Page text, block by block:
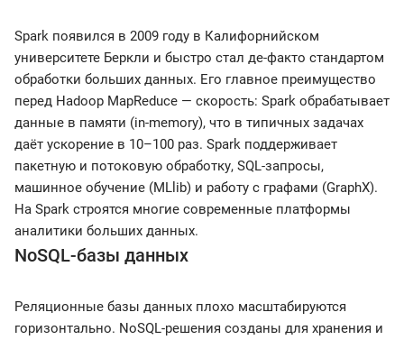
Spark появился в 2009 году в Калифорнийском
университете Беркли и быстро стал де-факто стандартом
обработки больших данных. Его главное преимущество
перед Hadoop MapReduce — скорость: Spark обрабатывает
данные в памяти (in-memory), что в типичных задачах
даёт ускорение в 10–100 раз. Spark поддерживает
пакетную и потоковую обработку, SQL-запросы,
машинное обучение (MLlib) и работу с графами (GraphX).
На Spark строятся многие современные платформы
аналитики больших данных.
NoSQL-базы данных
Реляционные базы данных плохо масштабируются
горизонтально. NoSQL-решения созданы для хранения и